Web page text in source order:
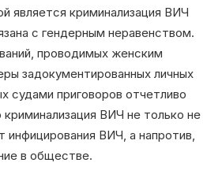
является криминализация ВИЧ
с гендерным неравенством.
проводимых женским
задокументированных личных
судами приговоров отчетливо
ВИЧ не только не
ВИЧ, а напротив,
в обществе.